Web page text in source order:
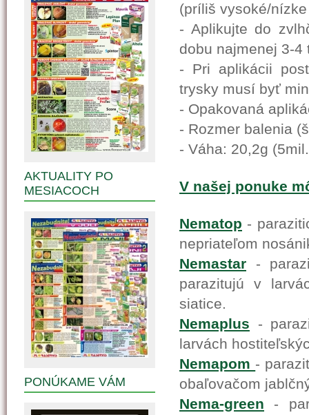
(príliš vysoké/
- Aplikujte do
dobu najmenej 3-4
- Pri aplikácii
trysky musí byť
- Opakovaná
- Rozmer balenia
- Váha: 20,2g
V našej ponuke
Nematop -
nepriateľom
Nemastar -
parazitujú v
siatice.
Nemaplus -
larvách
Nemapom -
obaľovačom
Nema-green -
AKTUALITY PO
MESIACOCH
PONÚKAME VÁM